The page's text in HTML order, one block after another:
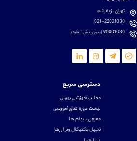
تهران، زعفرانیه
021-22021030
90001030(بدون پیش شماره)
دسترسی سریع
مطالب آموزشی بورس
لیست دوره های آموزشی
معرفی سهام ها
تحلیل تکنیکال رمز ارزها